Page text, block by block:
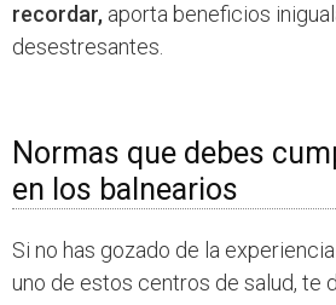
recordar, aporta beneficios
desestresantes.
Normas que debes
en los balnearios
Si no has gozado de la
uno de estos centros de salud, te